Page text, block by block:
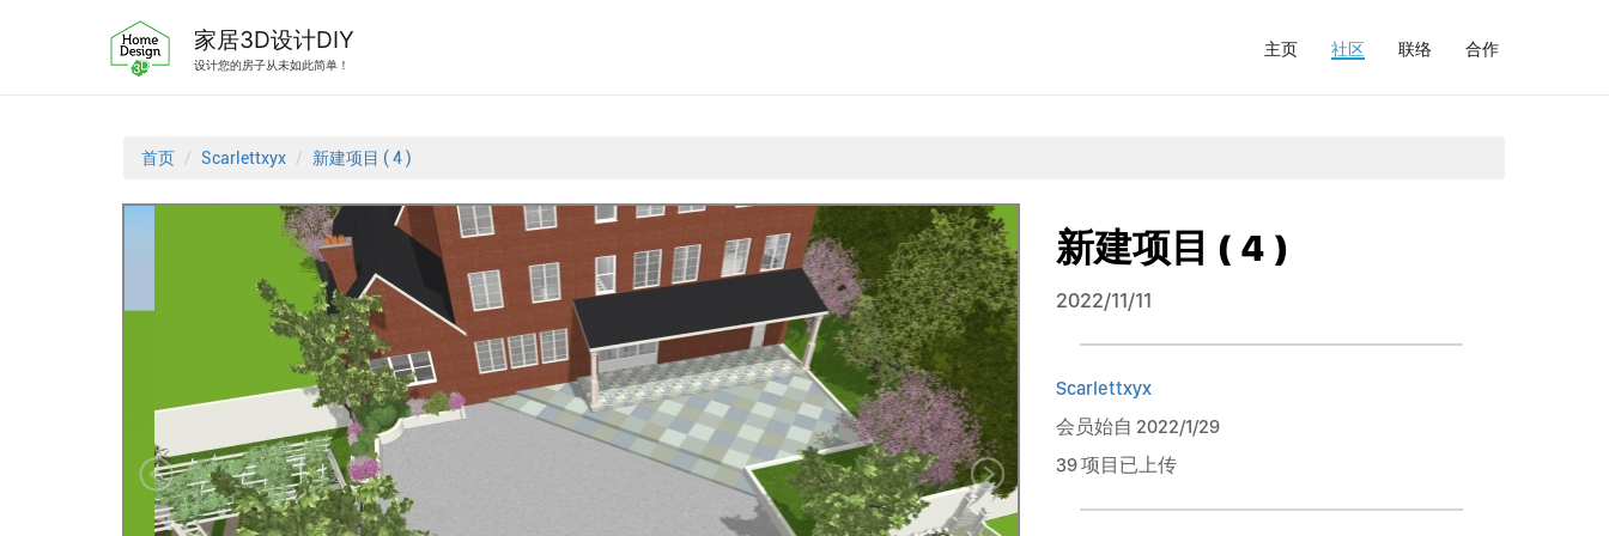
家居3D设计DIY
设计您的房子从未如此简单！
主页 社区 联络 合作
首页 Scarlettxyx 新建项目 ( 4 )
新建项目 ( 4 )
2022/11/11
Scarlettxyx
会员始自 2022/1/29
39 项目已上传